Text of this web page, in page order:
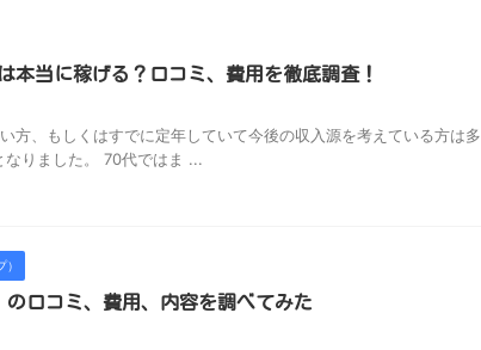
本当に稼げる？口コミ、費用を徹底調査！
方、もしくはすでに定年していて今後の収入源を考えている方は多
りました。 70代ではま ...
口コミ、費用、内容を調べてみた